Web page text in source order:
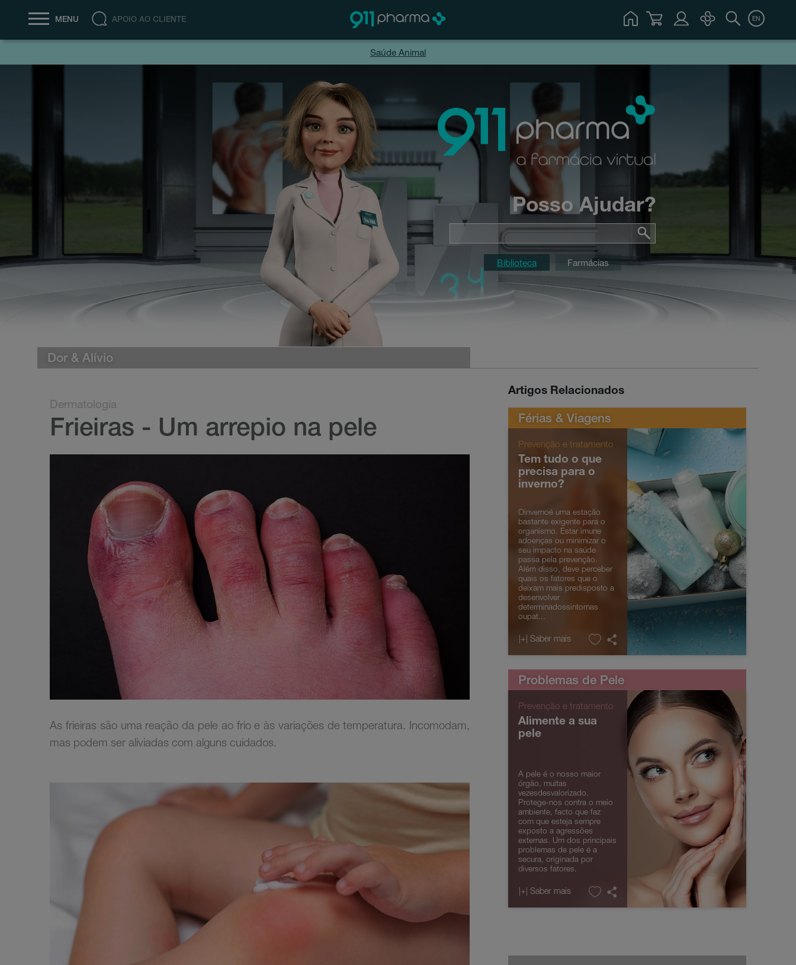
APOIO AO CLIENTE EN
Saúde Animal
Posso Ajudar?
Biblioteca Farmácias
Dor & Alívio
Dermatologia
Frieiras - Um arrepio na pele
As frieiras são uma reação da pele ao frio e às variações de temperatura. Incomodam,
mas podem ser aliviadas com alguns cuidados.
Artigos Relacionados
Férias & Viagens
Prevenção e tratamento
Tem tudo o que
precisa para o
inverno?
Oinvernoé uma estação
bastante exigente para o
organismo. Estar imune
adoenças ou minimizar o
seu impacto na saúde
passa pela prevenção.
Além disso, deve perceber
quais os fatores que o
deixam mais predisposto a
desenvolver
determinadossintomas
oupat...
|+| Saber mais
Problemas de Pele
Prevenção e tratamento
Alimente a sua
pele
A pele é o nosso maior
órgão, muitas
vezesdesvalorizado.
Protege-nos contra o meio
ambiente, facto que faz
com que esteja sempre
exposto a agressões
externas. Um dos principais
problemas de pele é a
secura, originada por
diversos fatores.
|+| Saber mais